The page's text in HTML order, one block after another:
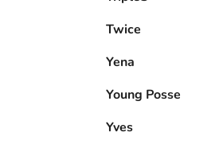
Twice
Yena
Young Posse
Yves